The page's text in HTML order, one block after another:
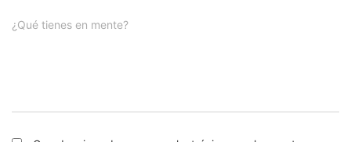
¿Qué tienes en mente?